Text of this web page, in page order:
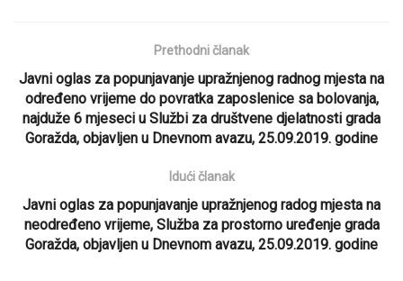
Prethodni članak
Javni oglas za popunjavanje upražnjenog radnog mjesta na
određeno vrijeme do povratka zaposlenice sa bolovanja,
najduže 6 mjeseci u Službi za društvene djelatnosti grada
Goražda, objavljen u Dnevnom avazu, 25.09.2019. godine
Idući članak
Javni oglas za popunjavanje upražnjenog radog mjesta na
neodređeno vrijeme, Služba za prostorno uređenje grada
Goražda, objavljen u Dnevnom avazu, 25.09.2019. godine